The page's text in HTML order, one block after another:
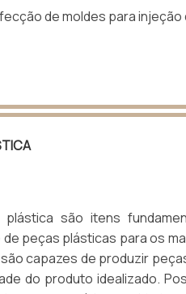
de moldes para
são itens
peças plásticas para os
capazes de produzir
do produto idealizado.